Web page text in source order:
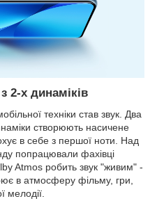
2-х динаміків
техніки став звук. Два
створюють насичене
в себе з першої ноти. Над
попрацювали фахівці
Atmos робить звук "живим" -
в атмосферу фільму, гри,
мелодії.